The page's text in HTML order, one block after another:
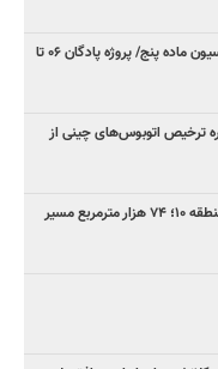
تصویب پارکینگ- پناهگاه‌ها در کمیسیون ماده پنج/ پروژه پادگان ۰۶ تا
ترخیص اتوبوس‌های چینی از
افزایش ۹ برابری احداث پیاده‌رو در منطقه ۱۰؛ ۷۴ هزار مترمربع مسیر